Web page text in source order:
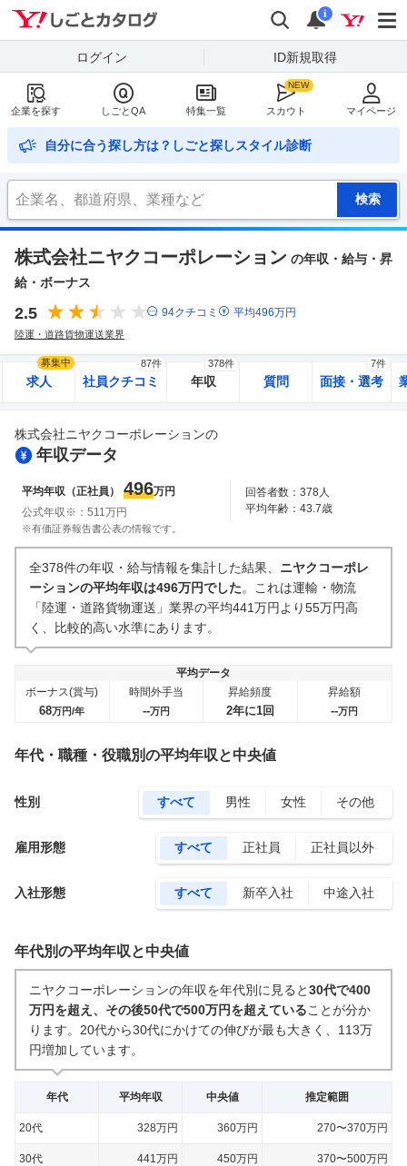
検索
通知
i
ログイン ID新規取得
企業を探す しごとQA 特集一覧 スカウト マイページ
自分に合う探し方は？しごと探しスタイル診断
株式会社ニヤクコーポレーション の年収・給与・昇
給・ボーナス
2.5 94クチコミ 平均496万円
陸運・道路貨物運送業界
求人
募集中
社員クチコミ
87件
年収
378件
質問 面接・選考
7件
株式会社ニヤクコーポレーションの
年収データ
平均年収（正社員） 496万円
公式年収※： 511万円
回答者数：378 人
平均年齢：43.7歳
※有価証券報告書公表の情報です。
全378件の年収・給与情報を集計した結果、 ニヤクコーポレ
ーションの平均年収は496万円でした。これは運輸・物流
「陸運・道路貨物運送」業界の平均441万円より55万円高
く、比較的高い水準にあります。
平均データ
ボーナス(賞与)
68万円/年
時間外手当
--万円
昇給頻度
2年に1回
昇給額
--万円
年代・職種・役職別の平均年収と中央値
性別 すべて 男性 女性 その他
雇用形態 すべて 正社員 正社員以外
入社形態 すべて 新卒入社 中途入社
年代別の平均年収と中央値
ニヤクコーポレーションの年収を年代別に見ると30代で400
万円を超え、その後50代で500万円を超えていることが分か
ります。 20代から30代にかけての伸びが最も大きく、113万
円増加しています。
年代 平均年収 中央値 推定範囲
20代 328万円 360万円 270〜370万円
30代 441万円 450万円 370〜500万円